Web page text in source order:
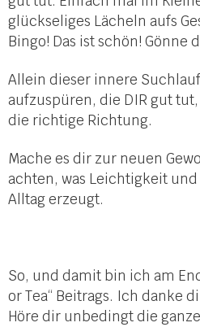
glückseliges Lächeln aufs
Bingo! Das ist schön! Gönne
Allein dieser innere
aufzuspüren, die DIR gut
die richtige Richtung.
Mache es dir zur neuen
achten, was Leichtigkeit
Alltag erzeugt.
So, und damit bin ich am
or Tea“ Beitrags. Ich danke
Höre dir unbedingt die